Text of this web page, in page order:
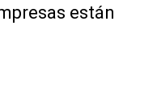
están